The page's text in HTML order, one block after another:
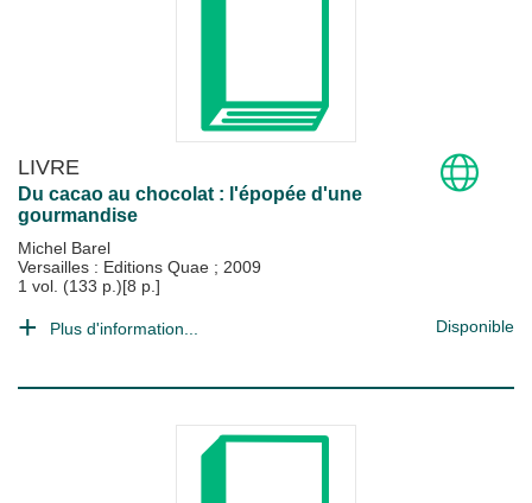
LIVRE
Du cacao au chocolat : l'épopée d'une
gourmandise
Michel Barel
Versailles : Editions Quae ; 2009
1 vol. (133 p.)[8 p.]
Plus d'information... Disponible